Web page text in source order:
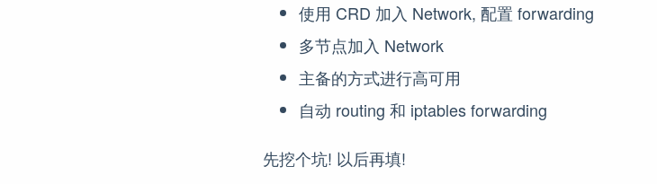
使用 CRD 加入 Network, 配置 forwarding
多节点加入 Network
主备的方式进行高可用
自动 routing 和 iptables forwarding
先挖个坑! 以后再填!